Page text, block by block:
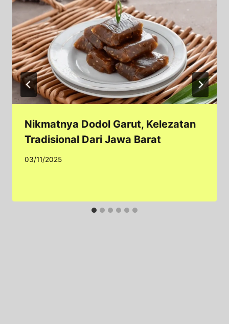
Nikmatnya Dodol Garut, Kelezatan
Tradisional Dari Jawa Barat
03/11/2025